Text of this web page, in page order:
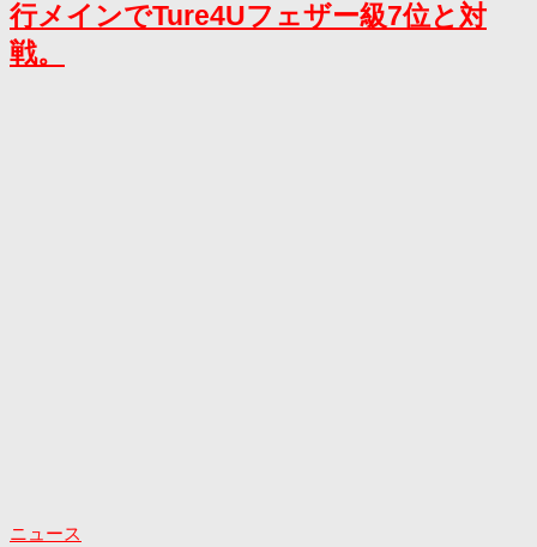
行メインでTure4Uフェザー級7位と対
戦。
ニュース